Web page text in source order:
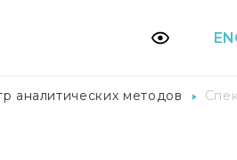
аналитических методов